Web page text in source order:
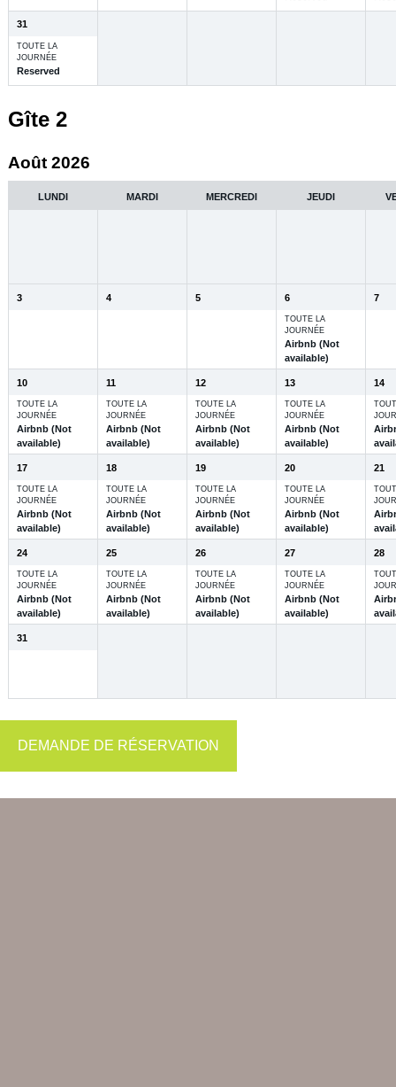
31
TOUTE LA
JOURNÉE
Reserved
Gîte 2
Août 2026
LUNDI MARDI MERCREDI JEUDI
3 4 5 6
TOUTE LA
JOURNÉE
Airbnb (Not
available)
7
10
TOUTE LA
JOURNÉE
Airbnb (Not
available)
11
TOUTE LA
JOURNÉE
Airbnb (Not
available)
12
TOUTE LA
JOURNÉE
Airbnb (Not
available)
13
TOUTE LA
JOURNÉE
Airbnb (Not
available)
14
17
TOUTE LA
JOURNÉE
Airbnb (Not
available)
18
TOUTE LA
JOURNÉE
Airbnb (Not
available)
19
TOUTE LA
JOURNÉE
Airbnb (Not
available)
20
TOUTE LA
JOURNÉE
Airbnb (Not
available)
21
24
TOUTE LA
JOURNÉE
Airbnb (Not
available)
25
TOUTE LA
JOURNÉE
Airbnb (Not
available)
26
TOUTE LA
JOURNÉE
Airbnb (Not
available)
27
TOUTE LA
JOURNÉE
Airbnb (Not
available)
28
31
DEMANDE DE RÉSERVATION